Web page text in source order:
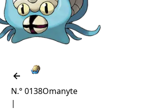
N.° 0138Omanyte
|